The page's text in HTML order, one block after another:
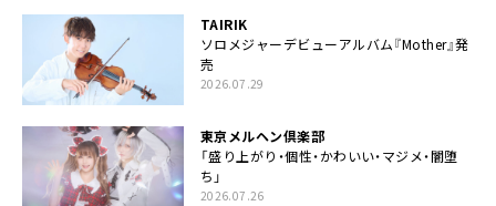
TAIRIK
ソロメジャーデビューアルバム『Mother』発
売
2026.07.29
東京メルヘン倶楽部
「盛り上がり・個性・かわいい・マジメ・闇堕
ち」
2026.07.26